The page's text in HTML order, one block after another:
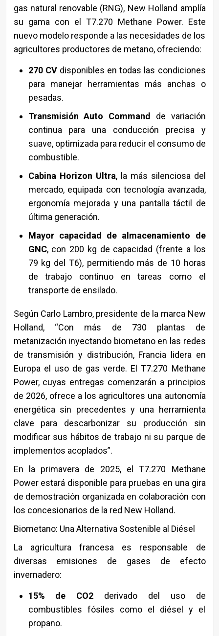
gas natural renovable (RNG), New Holland amplía
su gama con el T7.270 Methane Power. Este
nuevo modelo responde a las necesidades de los
agricultores productores de metano, ofreciendo:
270 CVdisponibles en todas las condiciones
para manejar herramientas más anchas o
pesadas.
Transmisión Auto Command
de variación
continua para una conducción precisa y
suave, optimizada para reducir el consumo de
combustible.
Cabina Horizon Ultra, la más silenciosa del
mercado, equipada con tecnología avanzada,
ergonomía mejorada y una pantalla táctil de
última generación.
Mayor capacidad de almacenamiento de
GNC, con 200 kg de capacidad (frente a los
79 kg del T6), permitiendo más de 10 horas
de trabajo continuo en tareas como el
transporte de ensilado.
Según Carlo Lambro, presidente de la marca New
Holland, “Con más de 730 plantas de
metanización inyectando biometano en las redes
de transmisión y distribución, Francia lidera en
Europa el uso de gas verde. El T7.270 Methane
Power, cuyas entregas comenzarán a principios
de 2026, ofrece a los agricultores una autonomía
energética sin precedentes y una herramienta
clave para descarbonizar su producción sin
modificar sus hábitos de trabajo ni su parque de
implementos acoplados”.
En la primavera de 2025, el T7.270 Methane
Power estará disponible para pruebas en una gira
de demostración organizada en colaboración con
los concesionarios de la red New Holland.
Biometano: Una Alternativa Sostenible al Diésel
La agricultura francesa es responsable de
diversas emisiones de gases de efecto
invernadero:
15% de CO2 derivado del uso de
combustibles fósiles como el diésel y el
propano.